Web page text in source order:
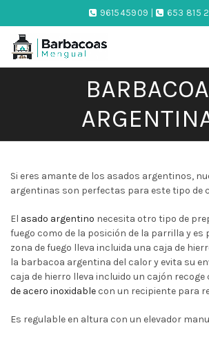
961545909 | 653 815
Si eres amante de los asados argentinos,
argentinas son perfectas para este tipo de
El asado argentino necesita otro tipo de
fuego como de la posición de la parrilla y es
zona de fuego lleva incluida una caja de
la barbacoa argentina del calor y evita su
caja de hierro lleva incluido un cajón recoge
de acero inoxidable con un recipiente para
Es regulable en altura con un elevador